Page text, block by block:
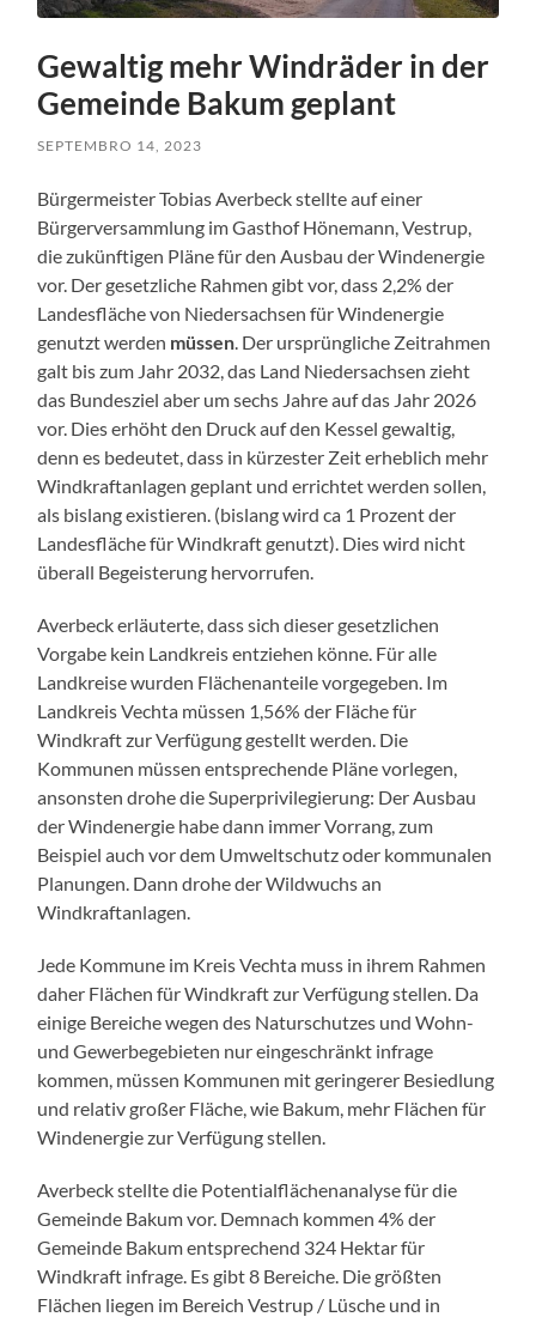
Gewaltig mehr Windräder in der
Gemeinde Bakum geplant
SEPTEMBRO 14, 2023
Bürgermeister Tobias Averbeck stellte auf einer
Bürgerversammlung im Gasthof Hönemann, Vestrup,
die zukünftigen Pläne für den Ausbau der Windenergie
vor. Der gesetzliche Rahmen gibt vor, dass 2,2% der
Landesfläche von Niedersachsen für Windenergie
genutzt werden müssen. Der ursprüngliche Zeitrahmen
galt bis zum Jahr 2032, das Land Niedersachsen zieht
das Bundesziel aber um sechs Jahre auf das Jahr 2026
vor. Dies erhöht den Druck auf den Kessel gewaltig,
denn es bedeutet, dass in kürzester Zeit erheblich mehr
Windkraftanlagen geplant und errichtet werden sollen,
als bislang existieren. (bislang wird ca 1 Prozent der
Landesfläche für Windkraft genutzt). Dies wird nicht
überall Begeisterung hervorrufen.
Averbeck erläuterte, dass sich dieser gesetzlichen
Vorgabe kein Landkreis entziehen könne. Für alle
Landkreise wurden Flächenanteile vorgegeben. Im
Landkreis Vechta müssen 1,56% der Fläche für
Windkraft zur Verfügung gestellt werden. Die
Kommunen müssen entsprechende Pläne vorlegen,
ansonsten drohe die Superprivilegierung: Der Ausbau
der Windenergie habe dann immer Vorrang, zum
Beispiel auch vor dem Umweltschutz oder kommunalen
Planungen. Dann drohe der Wildwuchs an
Windkraftanlagen.
Jede Kommune im Kreis Vechta muss in ihrem Rahmen
daher Flächen für Windkraft zur Verfügung stellen. Da
einige Bereiche wegen des Naturschutzes und Wohn-
und Gewerbegebieten nur eingeschränkt infrage
kommen, müssen Kommunen mit geringerer Besiedlung
und relativ großer Fläche, wie Bakum, mehr Flächen für
Windenergie zur Verfügung stellen.
Averbeck stellte die Potentialflächenanalyse für die
Gemeinde Bakum vor. Demnach kommen 4% der
Gemeinde Bakum entsprechend 324 Hektar für
Windkraft infrage. Es gibt 8 Bereiche. Die größten
Flächen liegen im Bereich Vestrup / Lüsche und in